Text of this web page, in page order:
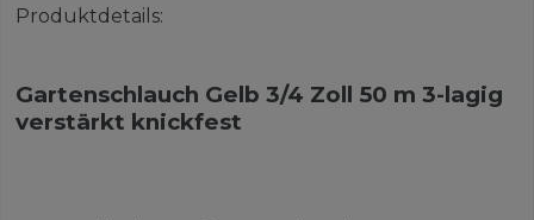
Produktdetails:
Gartenschlauch Gelb 3/4 Zoll 50 m 3-lagig
verstärkt knickfest